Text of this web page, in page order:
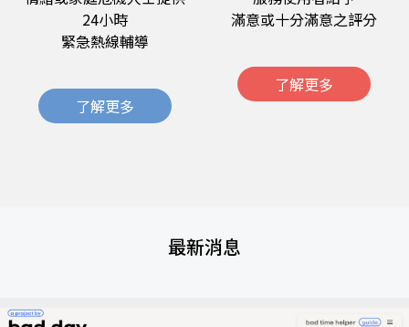
24小時
緊急熱線輔導
了解更多
滿意或十分滿意之評分
了解更多
最新消息